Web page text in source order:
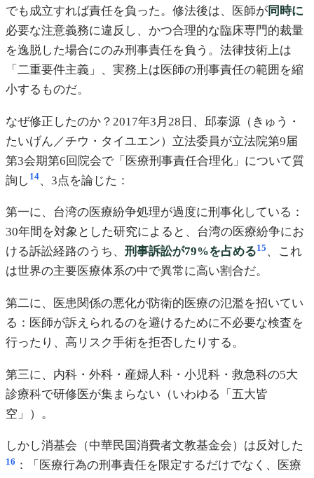
でも成立すれば責任を負った。修法後は、医師が 同時に
必要な注意義務に違反し、かつ合理的な臨床専門的裁量
を逸脱した場合にのみ刑事責任を負う。法律技術上は
「二重要件主義」、実務上は医師の刑事責任の範囲を縮
小するものだ。
なぜ修正したのか？2017年3月28日、邱泰源（きゅう・
たいげん／チウ・タイユエン）立法委員が立法院第9届
第3会期第6回院会で「医療刑事責任合理化」について質
詢し 14、3点を論じた：
第一に、台湾の医療紛争処理が過度に刑事化している：
30年間を対象とした研究によると、台湾の医療紛争にお
ける訴訟経路のうち、 刑事訴訟が79%を占める15 、これ
は世界の主要医療体系の中で異常に高い割合だ。
第二に、医患関係の悪化が防衛的医療の氾濫を招いてい
る：医師が訴えられるのを避けるために不必要な検査を
行ったり、高リスク手術を拒否したりする。
第三に、内科・外科・産婦人科・小児科・救急科の5大
診療科で研修医が集まらない（いわゆる「五大皆
空」）。
しかし消基会（中華民国消費者文教基金会）は反対した
16 ：「医療行為の刑事責任を限定するだけでなく、医療